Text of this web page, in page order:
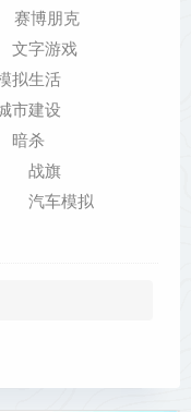
赛博朋克
文字游戏
拟生活
市建设
暗杀
战旗
汽车模拟